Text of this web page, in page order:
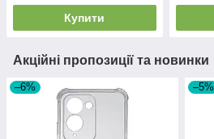
Купити
Акційні пропозиції та новинки
–6% –5%